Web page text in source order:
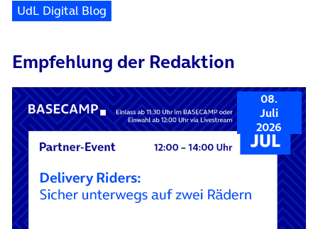
UdL Digital Blog
Empfehlung der Redaktion
08.
Juli
2026